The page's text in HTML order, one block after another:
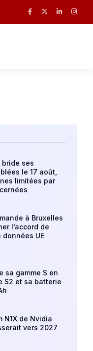
bride ses
le 17 août,
limitées par
à Bruxelles
l’accord de
UE
sa gamme S en
S2 et sa batterie
N1X de Nvidia
vers 2027